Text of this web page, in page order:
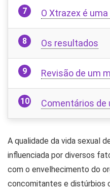
O Xtrazex é
Os resultados
Revisão de um
Comentários de
A qualidade da vida sexual
influenciada por diversos
com o envelhecimento do
concomitantes e distúrbios